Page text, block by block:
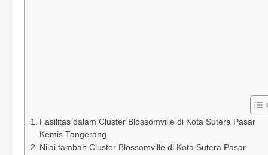
Fasilitas dalam Cluster Blossomville di Kota Sutera Pasar
Kemis Tangerang
Nilai tambah Cluster Blossomville di Kota Sutera Pasar